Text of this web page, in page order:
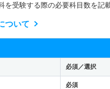
受験する際の必要科目数を記載
ついて
必須／選択
必須